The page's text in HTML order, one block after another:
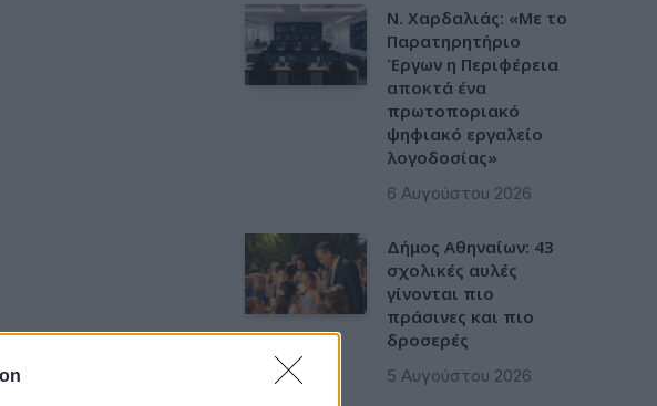
Ν. Χαρδαλιάς: «Με το
Παρατηρητήριο
Έργων η Περιφέρεια
αποκτά ένα
πρωτοποριακό
ψηφιακό εργαλείο
λογοδοσίας»
6 Αυγούστου 2026
Δήμος Αθηναίων: 43
σχολικές αυλές
γίνονται πιο
πράσινες και πιο
δροσερές
5 Αυγούστου 2026